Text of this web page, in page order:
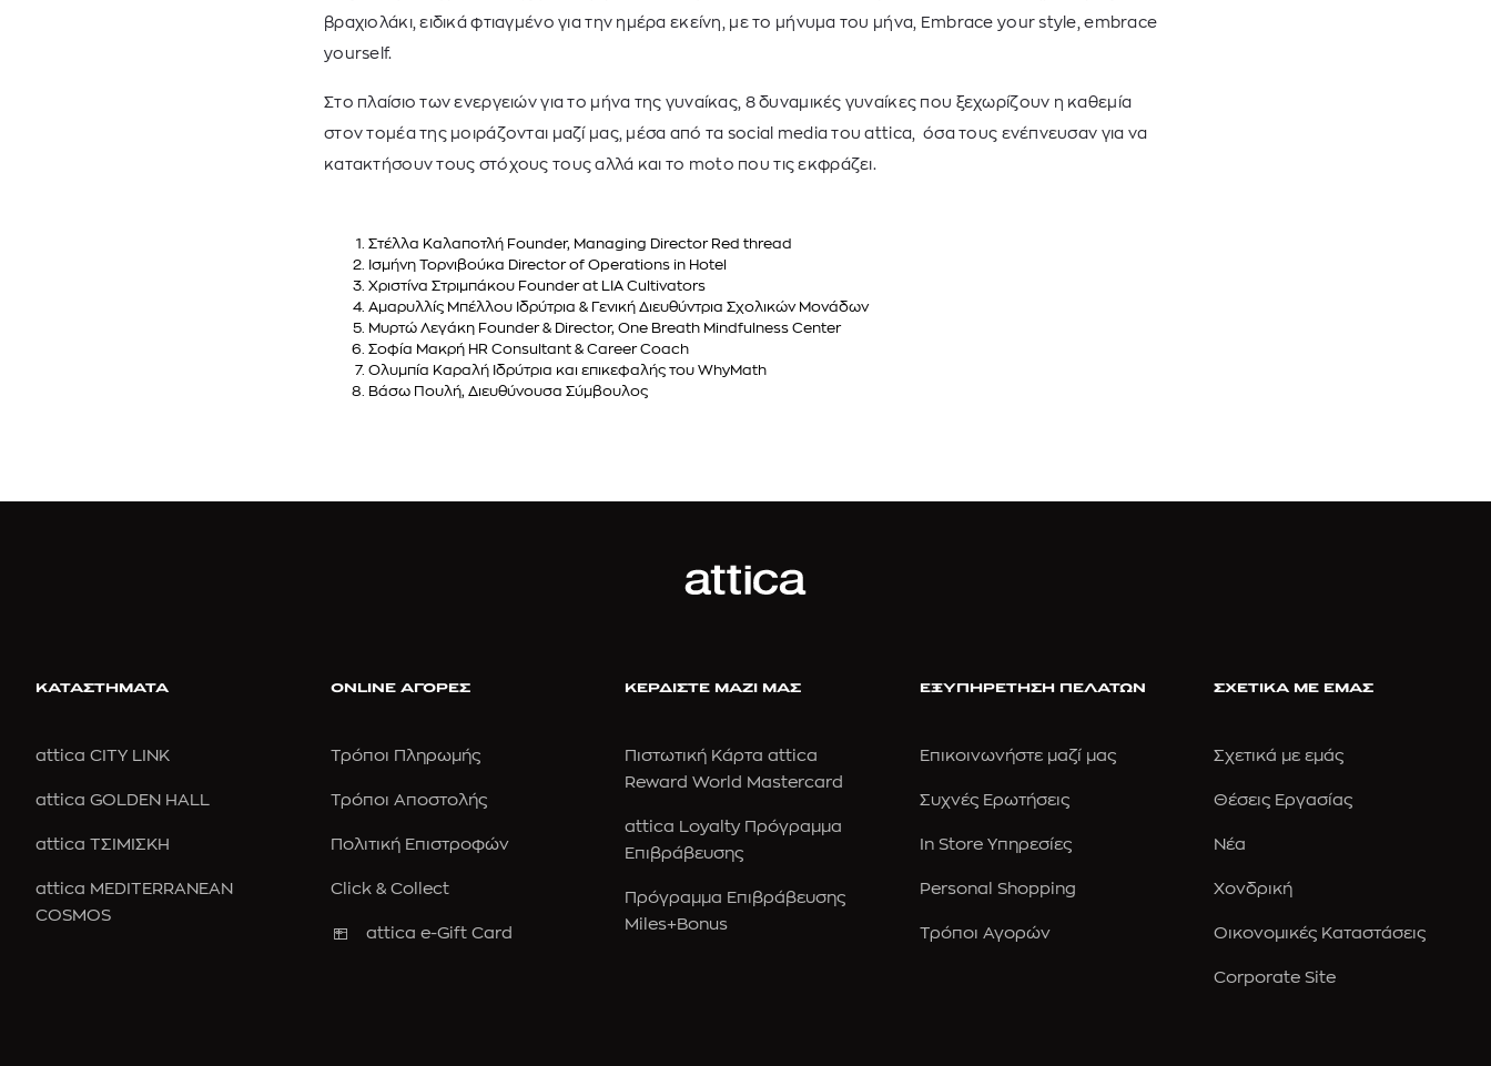
βραχιολάκι, ειδικά φτιαγμένο για την ημέρα εκείνη, με το μήνυμα του μήνα, Embrace your style, embrace
yourself.
Στο πλαίσιο των ενεργειών για το μήνα της γυναίκας, 8 δυναμικές γυναίκες που ξεχωρίζουν η καθεμία
στον τομέα της μοιράζονται μαζί μας, μέσα από τα social media του attica, όσα τους ενέπνευσαν για να
κατακτήσουν τους στόχους τους αλλά και το moto που τις εκφράζει.
Στέλλα Καλαποτλή Founder, Managing Director Red thread
Ισμήνη Τορνιβούκα Director of Operations in Hotel
Χριστίνα Στριμπάκου Founder at LIA Cultivators
Αμαρυλλίς Μπέλλου Ιδρύτρια & Γενική Διευθύντρια Σχολικών Μονάδων
Μυρτώ Λεγάκη Founder & Director, One Breath Mindfulness Center
Σοφία Μακρή HR Consultant & Career Coach
Ολυμπία Καραλή Ιδρύτρια και επικεφαλής του WhyMath
Βάσω Πουλή, Διευθύνουσα Σύμβουλος
ΚΑΤΑΣΤΗΜΑΤΑ
attica CITY LINK
attica GOLDEN HALL
attica ΤΣΙΜΙΣΚΗ
attica MEDITERRANEAN
COSMOS
ONLINE ΑΓΟΡΕΣ
Τρόποι Πληρωμής
Τρόποι Αποστολής
Πολιτική Επιστροφών
Click & Collect
attica e-Gift Card
ΚΕΡΔΙΣΤΕ ΜΑΖΙ ΜΑΣ
Πιστωτική Κάρτα attica
Reward World Mastercard
attica Loyalty Πρόγραμμα
Επιβράβευσης
Πρόγραμμα Επιβράβευσης
Miles+Bonus
ΕΞΥΠΗΡΕΤΗΣΗ ΠΕΛΑΤΩΝ
Επικοινωνήστε μαζί μας
Συχνές Ερωτήσεις
In Store Υπηρεσίες
Personal Shopping
Τρόποι Αγορών
ΣΧΕΤΙΚΑ ΜΕ ΕΜΑΣ
Σχετικά με εμάς
Θέσεις Εργασίας
Νέα
Χονδρική
Οικονομικές Καταστάσεις
Corporate Site